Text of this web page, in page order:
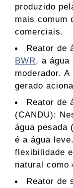
produzido
mais comum
comerciais.
Reator de
BWR, a água
moderador.
gerado
Reator de
(CANDU):
água pesada
é a água
flexibilidade
natural como
Reator de